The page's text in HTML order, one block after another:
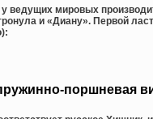
ведущих мировых
и «Диану». Первой
поршневая